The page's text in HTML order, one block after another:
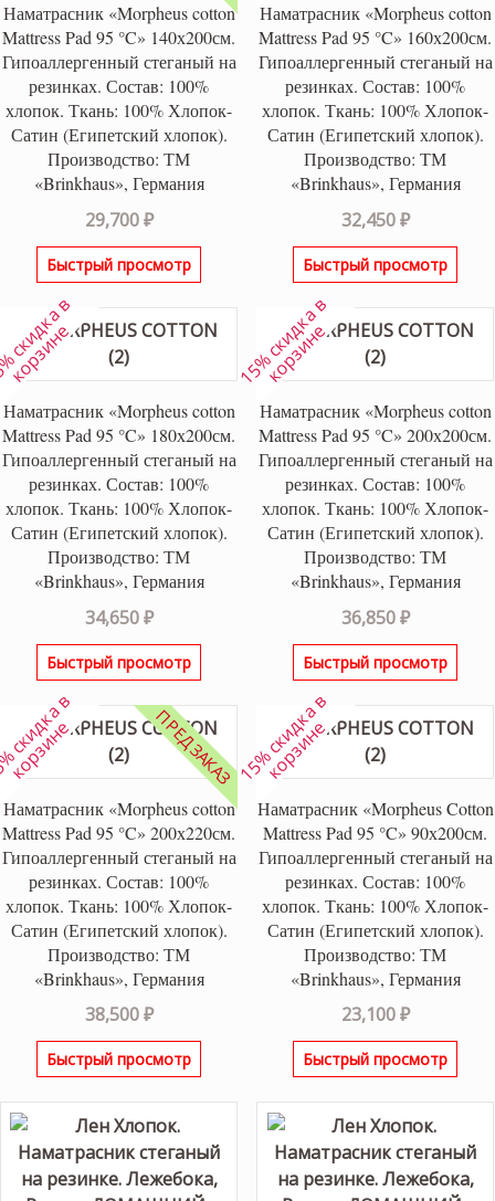
Наматрасник «Morpheus cotton
Mattress Pad 95 °C» 140х200см.
Гипоаллергенный стеганый на
резинках. Состав: 100%
хлопок. Ткань: 100% Хлопок-
Сатин (Египетский хлопок).
Производство: ТМ
«Brinkhaus», Германия
29,700₽
Быстрый просмотр
Наматрасник «Morpheus cotton
Mattress Pad 95 °C» 160х200см.
Гипоаллергенный стеганый на
резинках. Состав: 100%
хлопок. Ткань: 100% Хлопок-
Сатин (Египетский хлопок).
Производство: ТМ
«Brinkhaus», Германия
32,450₽
Быстрый просмотр
Наматрасник «Morpheus cotton
Mattress Pad 95 °C» 180х200см.
Гипоаллергенный стеганый на
резинках. Состав: 100%
хлопок. Ткань: 100% Хлопок-
Сатин (Египетский хлопок).
Производство: ТМ
«Brinkhaus», Германия
34,650₽
Быстрый просмотр
д
е
Наматрасник «Morpheus cotton
Mattress Pad 95 °C» 200х200см.
Гипоаллергенный стеганый на
резинках. Состав: 100%
хлопок. Ткань: 100% Хлопок-
Сатин (Египетский хлопок).
Производство: ТМ
«Brinkhaus», Германия
36,850₽
Быстрый просмотр
1
5
%
с
к
и
д
к
а
в
к
о
р
з
и
н
е
Наматрасник «Morpheus cotton
Mattress Pad 95 °C» 200х220см.
Гипоаллергенный стеганый на
резинках. Состав: 100%
хлопок. Ткань: 100% Хлопок-
Сатин (Египетский хлопок).
Производство: ТМ
«Brinkhaus», Германия
38,500₽
Быстрый просмотр
ПРЕДЗАКАЗ
д
е
Наматрасник «Morpheus Cotton
Mattress Pad 95 °C» 90х200см.
Гипоаллергенный стеганый на
резинках. Состав: 100%
хлопок. Ткань: 100% Хлопок-
Сатин (Египетский хлопок).
Производство: ТМ
«Brinkhaus», Германия
23,100₽
Быстрый просмотр
1
5
%
с
к
и
д
к
а
в
к
о
р
з
и
н
е